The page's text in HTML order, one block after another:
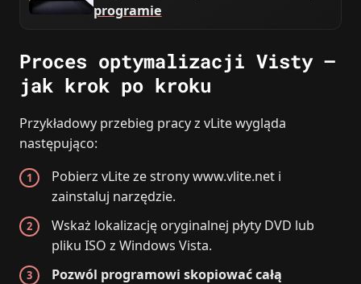
programie
Proces optymalizacji Visty –
jak krok po kroku
Przykładowy przebieg pracy z vLite wygląda
następująco:
Pobierz vLite ze strony www.vlite.net i
zainstaluj narzędzie.
Wskaż lokalizację oryginalnej płyty DVD lub
pliku ISO z Windows Vista.
Pozwól programowi skopiować całą